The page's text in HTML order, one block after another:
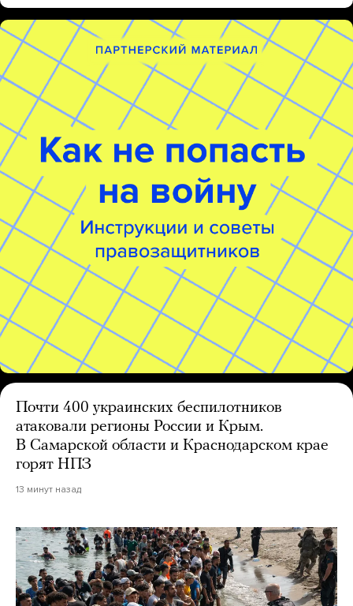
Почти 400 украинских беспилотников
атаковали регионы России и Крым.
В Самарской области и Краснодарском крае
горят НПЗ
13 минут назад